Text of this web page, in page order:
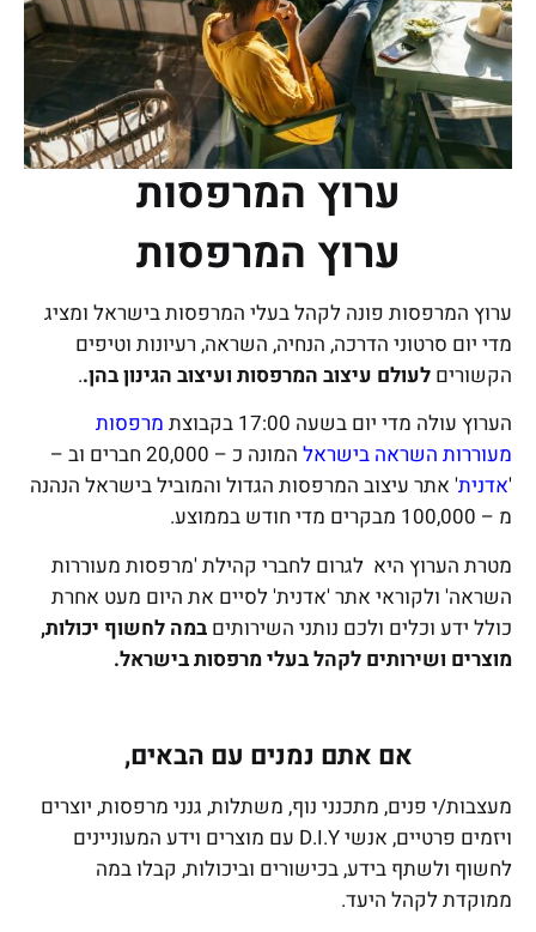
ערוץ המרפסות
ערוץ המרפסות
ערוץ המרפסות פונה לקהל בעלי המרפסות בישראל ומציג
מדי יום סרטוני הדרכה, הנחיה, השראה, רעיונות וטיפים
הקשורים לעולם עיצוב המרפסות ועיצוב הגינון בהן..
הערוץ עולה מדי יום בשעה 17:00 בקבוצת
מרפסות
מעוררות השראה בישראל
המונה כ – 20,000 חברים וב –
'אדנית' אתר עיצוב המרפסות הגדול והמוביל בישראל הנהנה
מ – 100,000 מבקרים מדי חודש בממוצע.
מטרת הערוץ היא לגרום לחברי קהילת 'מרפסות מעוררות
השראה' ולקוראי אתר 'אדנית' לסיים את היום מעט אחרת
כולל ידע וכלים ולכם נותני השירותים במה לחשוף יכולות,
מוצרים ושירותים לקהל בעלי מרפסות בישראל.
אם אתם נמנים עם הבאים,
מעצבות/י פנים, מתכנני נוף, משתלות, גנני מרפסות, יוצרים
ויזמים פרטיים, אנשי D.I.Y עם מוצרים וידע המעוניינים
לחשוף ולשתף בידע, בכישורים וביכולות, קבלו במה
ממוקדת לקהל היעד.